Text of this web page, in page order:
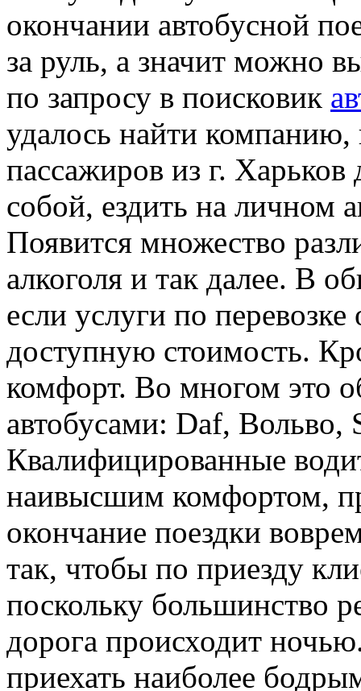
окончании автобусной
за руль, а значит можно
по запросу в поисковик
удалось найти компанию,
пассажиров из г.
собой, ездить на личном
Появится множество
алкоголя и так далее. В
если услуги по
доступную стоимость.
комфорт. Во многом это
автобусами: Daf, Вольво,
Квалифицированные
наивысшим комфортом,
окончание поездки
так, чтобы по приезду
поскольку большинство
дорога происходит
приехать наиболее